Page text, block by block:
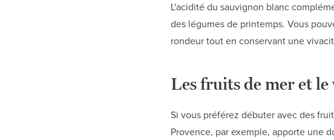
L'acidité du sauvignon blanc
des légumes de printemps. Vous
rondeur tout en conservant une
Les fruits de mer et le
Si vous préférez débuter avec des
Provence, par exemple, apporte une